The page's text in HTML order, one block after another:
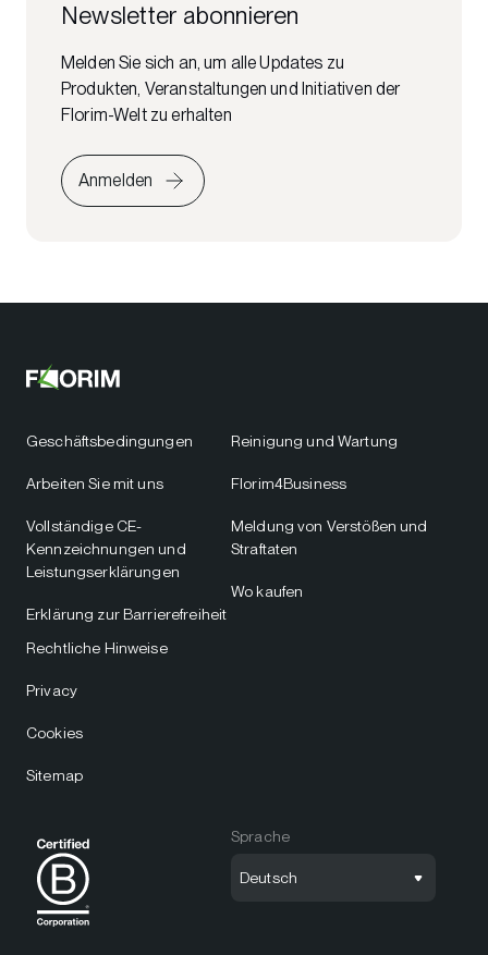
Newsletter abonnieren
Melden Sie sich an, um alle Updates zu
Produkten, Veranstaltungen und Initiativen der
Florim-Welt zu erhalten
Anmelden
Geschäftsbedingungen
Arbeiten Sie mit uns
Vollständige CE-
Kennzeichnungen und
Leistungserklärungen
Erklärung zur Barrierefreiheit
Reinigung und Wartung
Florim4Business
Meldung von Verstößen und
Straftaten
Wo kaufen
Rechtliche Hinweise
Privacy
Cookies
Sitemap
Sprache
Deutsch